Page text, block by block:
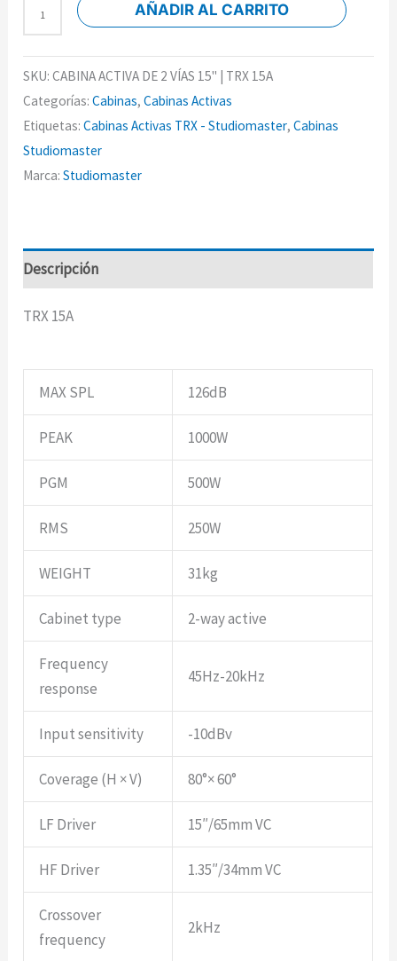
AÑADIR AL CARRITO
SKU:CABINA ACTIVA DE 2 VÍAS 15" | TRX 15A
Categorías:Cabinas,Cabinas Activas
Etiquetas:Cabinas Activas TRX - Studiomaster,Cabinas
Studiomaster
Marca:Studiomaster
Descripción
TRX 15A
MAX SPL 126dB
PEAK 1000W
PGM 500W
RMS 250W
WEIGHT 31kg
Cabinet type 2-way active
Frequency
response
45Hz-20kHz
Input sensitivity -10dBv
Coverage (H × V) 80°× 60°
LF Driver 15″/65mm VC
HF Driver 1.35″/34mm VC
Crossover
frequency
2kHz